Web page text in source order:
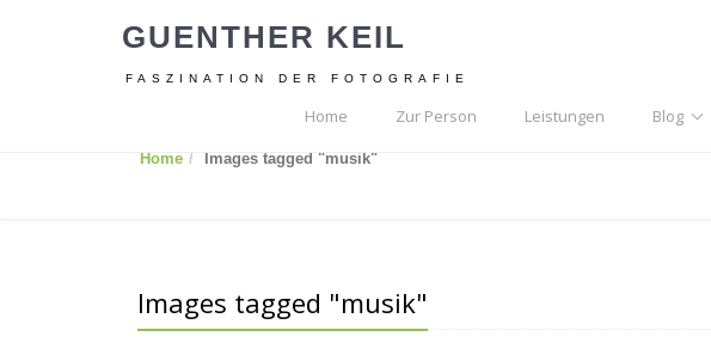
GUENTHER KEIL
FASZINATION DER FOTOGRAFIE
Home Zur Person Leistungen Blog
Home Images tagged "musik"
Images tagged "musik"